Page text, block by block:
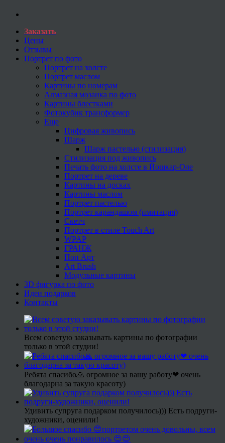
Заказать
Цены
Отзывы
Портрет по фото
Портрет на холсте
Портрет маслом
Картины по номерам
Алмазная мозаика по фото
Картины блестками
Фотокубик трансформер
Еще
Цифровая живопись
Шарж
Шарж пастелью (стилизация)
Стилизация под живопись
Печать фото на холсте в Йошкар-Оле
Портрет на дереве
Картины на досках
Картины маслом
Портрет пастелью
Портрет карандашом (имитация)
Скетч
Портрет в стиле Touch Art
WPAP
ГРАНЖ
Поп Арт
Art Brush
Модульные картины
3D фигурка по фото
Идеи подарков
Контакты
Всем советую заказывать картины по фотографии
только в этой студии!
Ребята спасибо🙏 огромное за вашу работу❤ очень
благодарна за такую красоту)
Удивить супруга подарком получилось))) Есть подруги-
художники, оценили!